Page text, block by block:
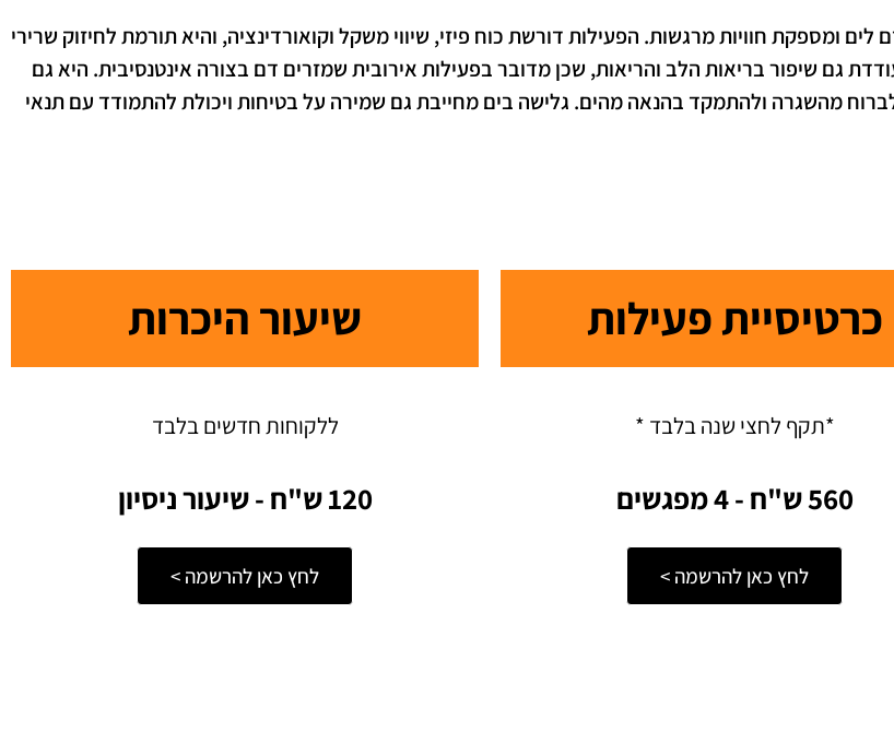
ומספקת חוויות מרגשות. הפעילות דורשת כוח פיזי, שיווי משקל וקואורדינציה, והיא תורמת לחיזוק שרירי
גם שיפור בריאות הלב והריאות, שכן מדובר בפעילות אירובית שמזרים דם בצורה אינטנסיבית. היא גם
מהשגרה ולהתמקד בהנאה מהים. גלישה בים מחייבת גם שמירה על בטיחות ויכולת להתמודד עם תנאי
כרטיסיית פעילות
*תקף לחצי שנה בלבד *
560 ש"ח - 4 מפגשים
לחץ כאן להרשמה >
שיעור היכרות
ללקוחות חדשים בלבד
120 ש"ח - שיעור ניסיון
לחץ כאן להרשמה >